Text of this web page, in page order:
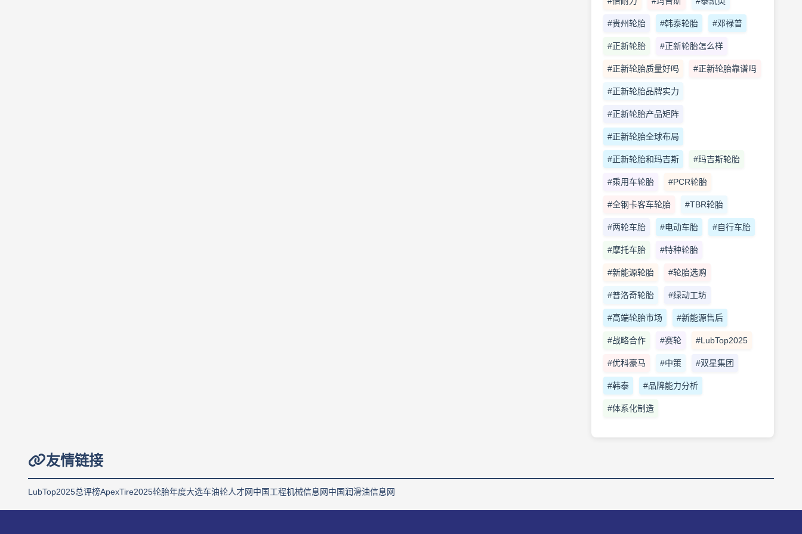
#贵州轮胎 #韩泰轮胎 #邓禄普
#正新轮胎 #正新轮胎怎么样
#正新轮胎质量好吗 #正新轮胎靠谱吗
#正新轮胎品牌实力
#正新轮胎产品矩阵
#正新轮胎全球布局
#正新轮胎和玛吉斯 #玛吉斯轮胎
#乘用车轮胎 #PCR轮胎
#全钢卡客车轮胎 #TBR轮胎
#两轮车胎 #电动车胎 #自行车胎
#摩托车胎 #特种轮胎
#新能源轮胎 #轮胎选购
#普洛奇轮胎 #绿动工坊
#高端轮胎市场 #新能源售后
#战略合作 #赛轮 #LubTop2025
#优科豪马 #中策 #双星集团
#韩泰 #品牌能力分析
#体系化制造
友情链接
LubTop2025总评榜ApexTire2025轮胎年度大选车油轮人才网中国工程机械信息网中国润滑油信息网